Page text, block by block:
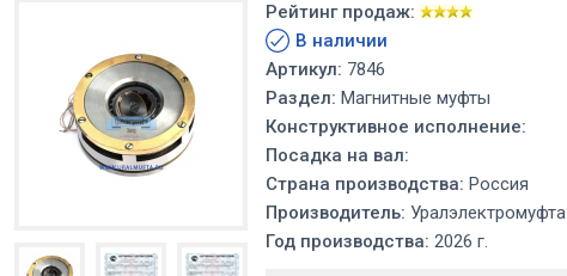
Рейтинг продаж:
В наличии
Артикул: 7846
Раздел: Магнитные муфты
Конструктивное исполнение:
Посадка на вал:
Страна производства: Россия
Производитель: Уралэлектромуфта
Год производства: 2026 г.